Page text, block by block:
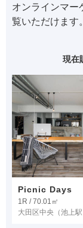
オンラインマー
覧いただけます。
現在
Picnic Days
1R / 70.01㎡
大田区中央 （池上駅